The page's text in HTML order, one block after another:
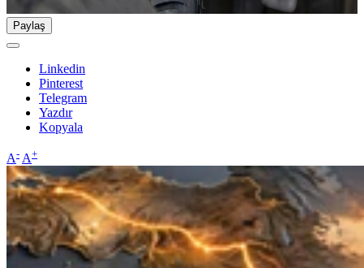
Paylaş
Linkedin
Pinterest
Telegram
Yazdır
Kopyala
A- A+